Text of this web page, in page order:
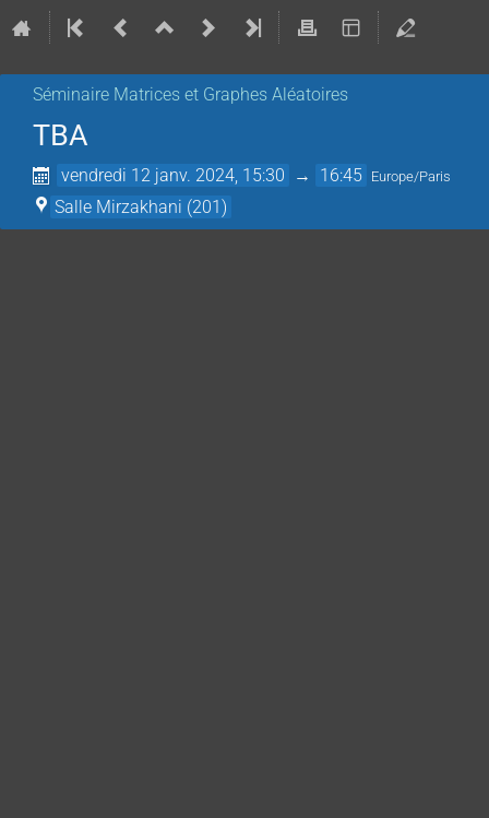
Séminaire Matrices et Graphes Aléatoires
TBA
vendredi 12 janv. 2024, 15:30 → 16:45 Europe/Paris
Salle Mirzakhani (201)